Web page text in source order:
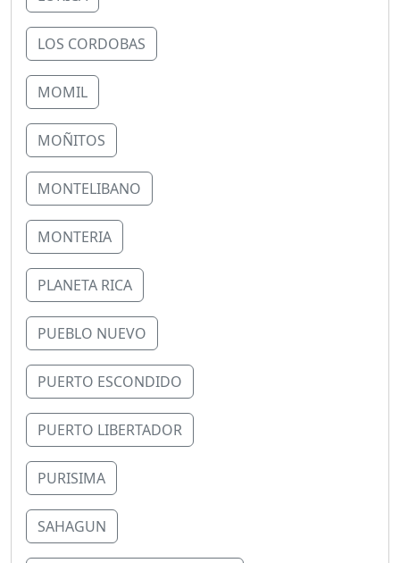
LOS CORDOBAS
MOMIL
MOÑITOS
MONTELIBANO
MONTERIA
PLANETA RICA
PUEBLO NUEVO
PUERTO ESCONDIDO
PUERTO LIBERTADOR
PURISIMA
SAHAGUN